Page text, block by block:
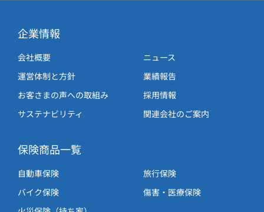
企業情報
会社概要
運営体制と方針
お客さまの声への取組み
サステナビリティ
ニュース
業績報告
採用情報
関連会社のご案内
保険商品一覧
自動車保険
バイク保険
旅行保険
傷害・医療保険